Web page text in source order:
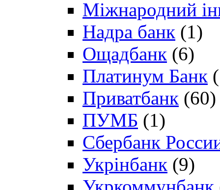
Міжнародний
Надра банк (1)
Ощадбанк (6)
Платинум Банк
Приватбанк (60)
ПУМБ (1)
Сбербанк
Укрінбанк (9)